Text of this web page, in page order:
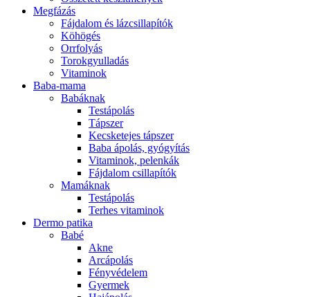
Megfázás
Fájdalom és lázcsillapítók
Köhögés
Orrfolyás
Torokgyulladás
Vitaminok
Baba-mama
Babáknak
Testápolás
Tápszer
Kecsketejes tápszer
Baba ápolás, gyógyítás
Vitaminok, pelenkák
Fájdalom csillapítók
Mamáknak
Testápolás
Terhes vitaminok
Dermo patika
Babé
Akne
Arcápolás
Fényvédelem
Gyermek